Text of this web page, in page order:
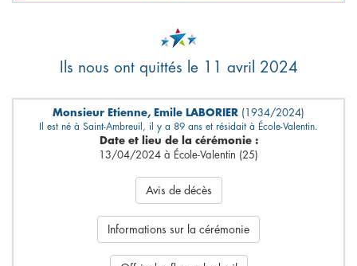
Ils nous ont quittés le 11 avril 2024
Monsieur Etienne, Emile LABORIER (1934/2024)
Il est né à Saint-Ambreuil, il y a 89 ans et résidait à École-Valentin.
Date et lieu de la cérémonie :
13/04/2024 à École-Valentin (25)
Avis de décès
Informations sur la cérémonie